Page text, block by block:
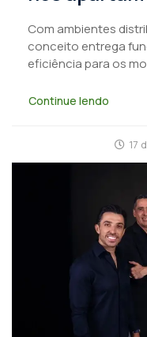
Com ambientes
conceito entrega
eficiência para os
Continue lendo
17